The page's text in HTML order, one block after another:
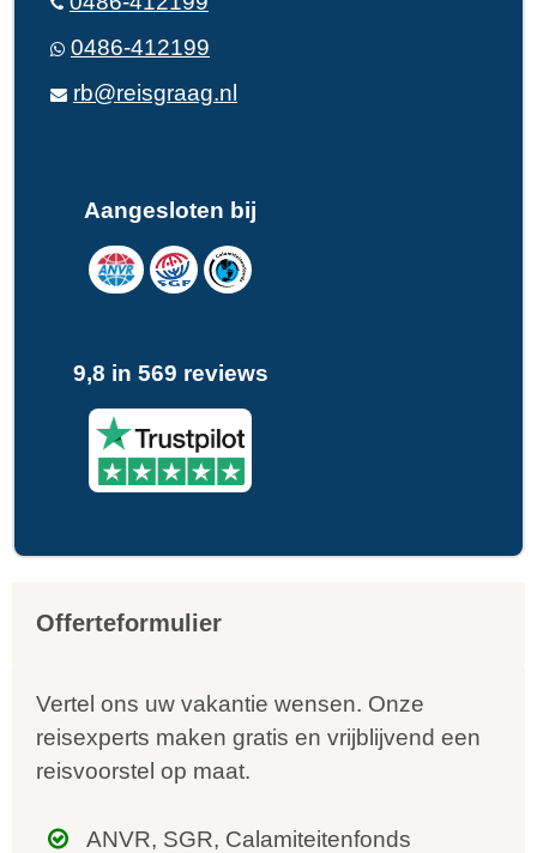
0486-412199
rb@reisgraag.nl
Aangesloten bij
9,8 in 569 reviews
Offerteformulier
Vertel ons uw vakantie wensen. Onze
reisexperts maken gratis en vrijblijvend een
reisvoorstel op maat.
ANVR, SGR, Calamiteitenfonds